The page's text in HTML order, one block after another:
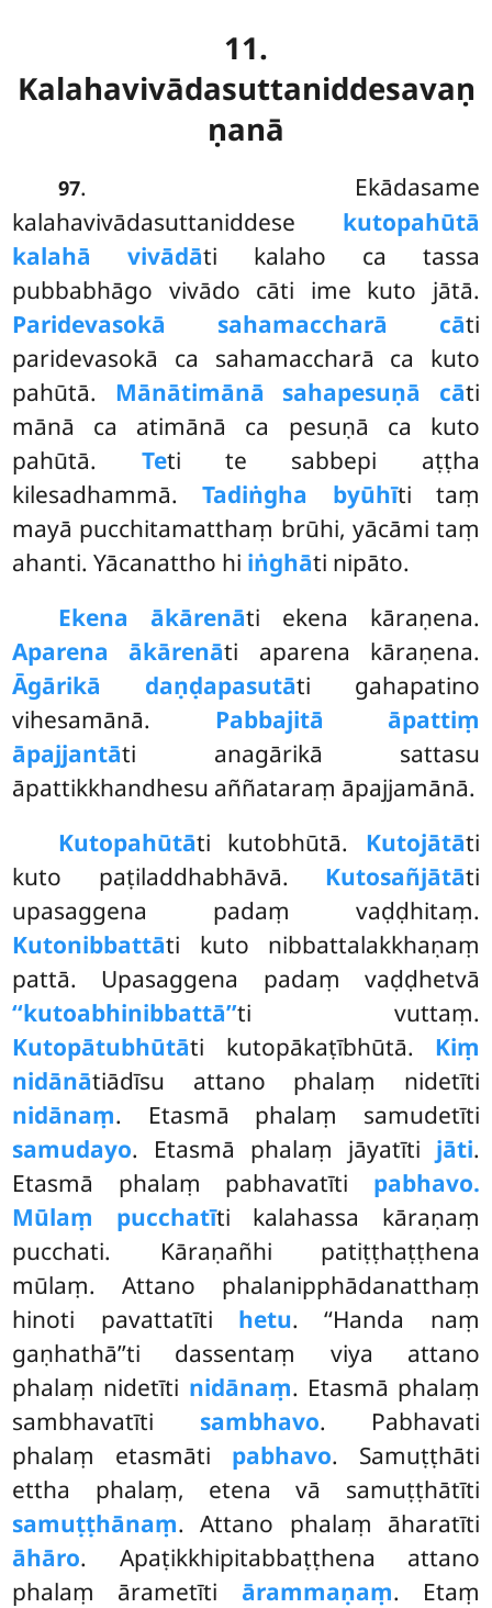
11.
Kalahavivādasuttaniddesavaṇ
ṇanā
97. Ekādasame
kalahavivādasuttaniddese kutopahūtā
kalahā vivādāti kalaho ca tassa
pubbabhāgo vivādo cāti ime kuto jātā.
Paridevasokā sahamaccharā cāti
paridevasokā ca sahamaccharā ca kuto
pahūtā. Mānātimānā sahapesuṇā cāti
mānā ca atimānā ca pesuṇā ca kuto
pahūtā. Teti te sabbepi aṭṭha
kilesadhammā.Tadiṅgha byūhīti taṃ
mayā pucchitamatthaṃ brūhi, yācāmi taṃ
ahanti. Yācanattho hi iṅghāti nipāto.
Ekena ākārenāti ekena kāraṇena.
Aparena ākārenāti aparena kāraṇena.
Āgārikā daṇḍapasutāti gahapatino
vihesamānā. Pabbajitā āpattiṃ
āpajjantāti anagārikā sattasu
āpattikkhandhesu aññataraṃ āpajjamānā.
Kutopahūtāti kutobhūtā. Kutojātāti
kuto paṭiladdhabhāvā. Kutosañjātāti
upasaggena padaṃ vaḍḍhitaṃ.
Kutonibbattāti kuto nibbattalakkhaṇaṃ
pattā. Upasaggena padaṃ vaḍḍhetvā
‘‘kutoabhinibbattā’’ti vuttaṃ.
Kutopātubhūtāti kutopākaṭībhūtā. Kiṃ
nidānātiādīsu attano phalaṃ nidetīti
nidānaṃ. Etasmā phalaṃ samudetīti
samudayo. Etasmā phalaṃ jāyatīti jāti.
Etasmā phalaṃ pabhavatīti pabhavo.
Mūlaṃ pucchatīti kalahassa kāraṇaṃ
pucchati. Kāraṇañhi patiṭṭhaṭṭhena
mūlaṃ. Attano phalanipphādanatthaṃ
hinoti pavattatīti hetu. ‘‘Handa naṃ
gaṇhathā’’ti dassentaṃ viya attano
phalaṃ nidetīti nidānaṃ. Etasmā phalaṃ
sambhavatīti sambhavo. Pabhavati
phalaṃ etasmāti pabhavo. Samuṭṭhāti
ettha phalaṃ, etena vā samuṭṭhātīti
samuṭṭhānaṃ. Attano phalaṃ āharatīti
āhāro. Apaṭikkhipitabbaṭṭhena attano
phalaṃ ārametīti ārammaṇaṃ. Etaṃ